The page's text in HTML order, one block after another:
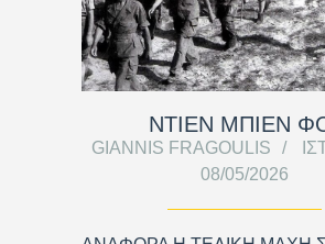
ΝΤΙΕΝ ΜΠΙΕΝ
GIANNIS FRAGOULIS
08/05/2026